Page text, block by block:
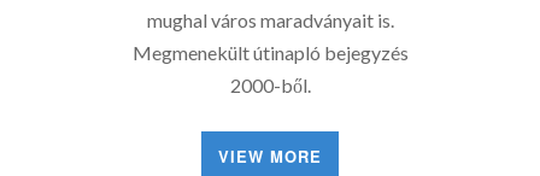
mughal város maradványait is.
Megmenekült útinapló bejegyzés
2000-ből.
VIEW MORE